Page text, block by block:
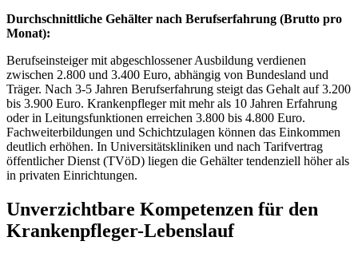
Durchschnittliche Gehälter nach Berufserfahrung (Brutto pro
Monat):
Berufseinsteiger mit abgeschlossener Ausbildung verdienen
zwischen 2.800 und 3.400 Euro, abhängig von Bundesland und
Träger. Nach 3-5 Jahren Berufserfahrung steigt das Gehalt auf 3.200
bis 3.900 Euro. Krankenpfleger mit mehr als 10 Jahren Erfahrung
oder in Leitungsfunktionen erreichen 3.800 bis 4.800 Euro.
Fachweiterbildungen und Schichtzulagen können das Einkommen
deutlich erhöhen. In Universitätskliniken und nach Tarifvertrag
öffentlicher Dienst (TVöD) liegen die Gehälter tendenziell höher als
in privaten Einrichtungen.
Unverzichtbare Kompetenzen für den
Krankenpfleger-Lebenslauf